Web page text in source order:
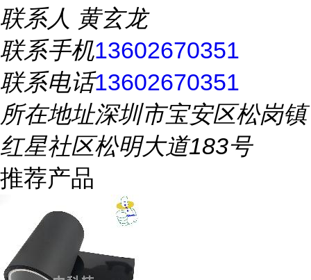
联系人 黄玄龙
联系手机13602670351
联系电话13602670351
所在地址深圳市宝安区松岗镇
红星社区松明大道183号
推荐产品